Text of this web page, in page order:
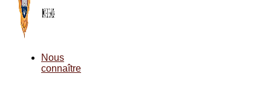
Nous
connaître